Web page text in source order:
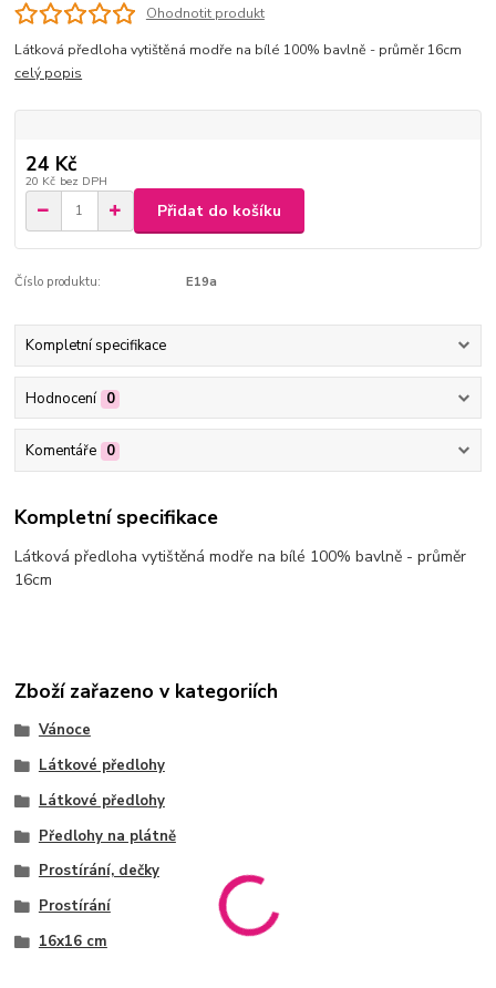
Ohodnotit produkt
Látková předloha vytištěná modře na bílé 100% bavlně - průměr 16cm
celý popis
24 Kč
20 Kč bez DPH
Přidat do košíku
Číslo produktu: E19a
Kompletní specifikace
Hodnocení 0
Komentáře 0
Kompletní specifikace
Látková předloha vytištěná modře na bílé 100% bavlně - průměr
16cm
Zboží zařazeno v kategoriích
Vánoce
Látkové předlohy
Látkové předlohy
Předlohy na plátně
Prostírání, dečky
Prostírání
16x16 cm